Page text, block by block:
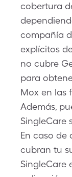
cobertura
compañía
explícitos
no cubre
para
Mox en las
Además,
SingleCare
En caso de
cubran tu
SingleCare